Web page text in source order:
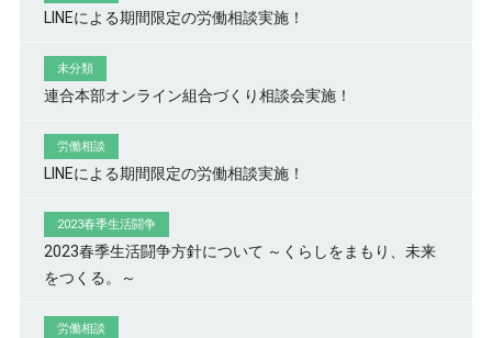
LINEによる期間限定の労働相談実施！
未分類
連合本部オンライン組合づくり相談会実施！
労働相談
LINEによる期間限定の労働相談実施！
2023春季生活闘争
2023春季生活闘争方針について ～くらしをまもり、未来
をつくる。～
労働相談